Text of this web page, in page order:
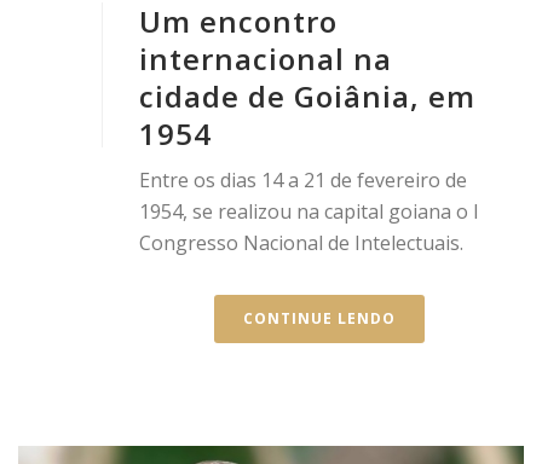
Um encontro
internacional na
cidade de Goiânia, em
1954
Entre os dias 14 a 21 de fevereiro de
1954, se realizou na capital goiana o I
Congresso Nacional de Intelectuais.
CONTINUE LENDO